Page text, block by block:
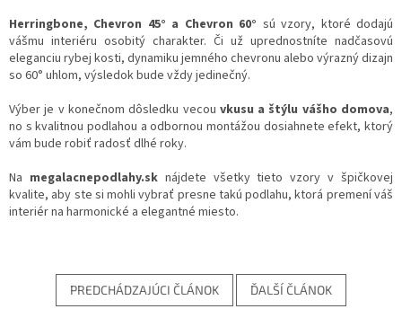
Herringbone, Chevron 45° a Chevron 60° sú vzory, ktoré dodajú
vášmu interiéru osobitý charakter. Či už uprednostníte nadčasovú
eleganciu rybej kosti, dynamiku jemného chevronu alebo výrazný dizajn
so 60° uhlom, výsledok bude vždy jedinečný.
Výber je v konečnom dôsledku vecou vkusu a štýlu vášho domova,
no s kvalitnou podlahou a odbornou montážou dosiahnete efekt, ktorý
vám bude robiť radosť dlhé roky.
Na megalacnepodlahy.sknájdete všetky tieto vzory v špičkovej
kvalite, aby ste si mohli vybrať presne takú podlahu, ktorá premení váš
interiér na harmonické a elegantné miesto.
PREDCHÁDZAJÚCI ČLÁNOK ĎALŠÍ ČLÁNOK